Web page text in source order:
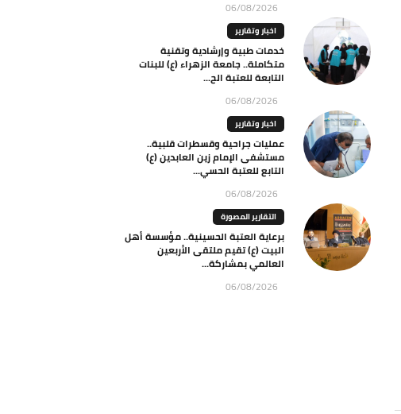
06/08/2026
اخبار وتقارير
خدمات طبية وإرشادية وتقنية
متكاملة.. جامعة الزهراء (ع) للبنات
التابعة للعتبة الح...
06/08/2026
اخبار وتقارير
عمليات جراحية وقسطرات قلبية..
مستشفى الإمام زين العابدين (ع)
التابع للعتبة الحسي...
06/08/2026
التقارير المصورة
برعاية العتبة الحسينية.. مؤسسة أهل
البيت (ع) تقيم ملتقى الأربعين
العالمي بمشاركة...
06/08/2026